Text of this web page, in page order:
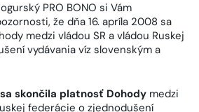
PRO BONO si Vám
že dňa 16. apríla 2008 sa
medzi vládou SR a vládou Ruskej
vydávania víz slovenským a
sa skončila platnosť Dohody medzi
federácie o zjednodušení